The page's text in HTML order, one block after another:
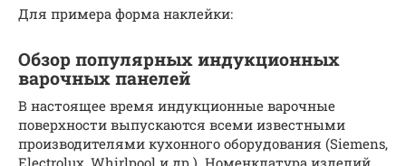
Для примера форма наклейки:
Обзор популярных индукционных
варочных панелей
В настоящее время индукционные варочные
поверхности выпускаются всеми известными
производителями кухонного оборудования (Siemens,
Electrolux, Whirlpool и др.). Номенклатура изделий